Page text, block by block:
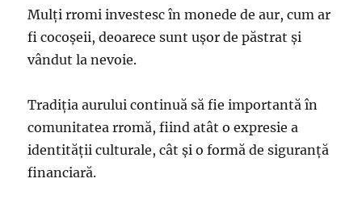
Mulți rromi investesc în monede de aur, cum ar
fi cocoșeii, deoarece sunt ușor de păstrat și
vândut la nevoie.
Tradiția aurului continuă să fie importantă în
comunitatea rromă, fiind atât o expresie a
identității culturale, cât și o formă de siguranță
financiară.